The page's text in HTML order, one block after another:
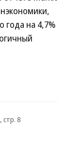
года на 4,7%
стр. 8